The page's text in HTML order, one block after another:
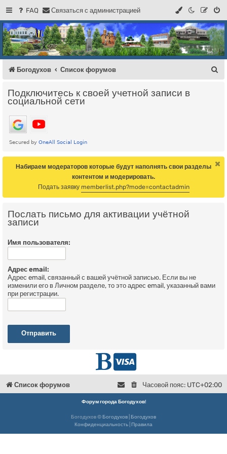
FAQ Связаться с администрацией
Регистрация
Форум Богодухова
Богодухов
Богодухов Список форумов
Подключитесь к своей учетной записи в
социальной сети
Набираем модераторов которые будут наполнять свои разделы
контентом и модерировать.
Подать заявку memberlist.php?mode=contactadmin
Послать письмо для активации учётной
записи
Имя пользователя:
Адрес email:
Адрес email, связанный с вашей учётной записью. Если вы не
изменили его в Личном разделе, то это адрес email, указанный вами
при регистрации.
Г
в
н
D
o
n
a
Список форумов Часовой пояс: UTC+02:00
Форум города Богодухов!
Богодухов © Богодухов Богодухов
Конфиденциальность Правила